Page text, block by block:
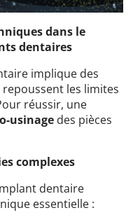
dans le
dentaires
implique des
les limites
réussir, une
usinage des pièces
complexes
dentaire
essentielle :